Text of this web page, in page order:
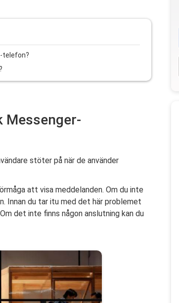
telefon?
Messenger-
stöter på när de använder
att visa meddelanden. Om du inte
Innan du tar itu med det här problemet
det inte finns någon anslutning kan du